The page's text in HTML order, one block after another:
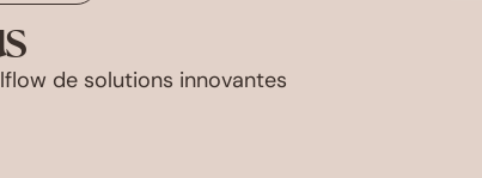
de solutions innovantes